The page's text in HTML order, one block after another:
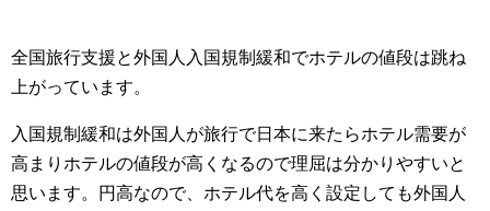
全国旅行支援と外国人入国規制緩和でホテルの値段は跳ね
上がっています。
入国規制緩和は外国人が旅行で日本に来たらホテル需要が
高まりホテルの値段が高くなるので理屈は分かりやすいと
思います。円高なので、ホテル代を高く設定しても外国人